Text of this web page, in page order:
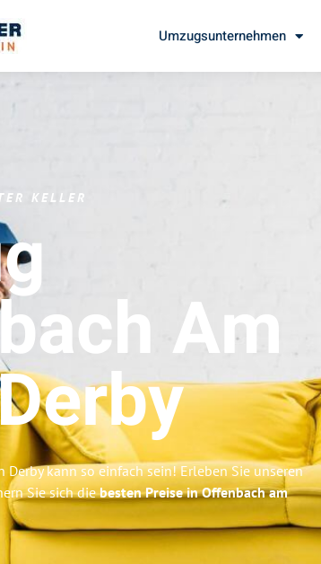
Umzugsunternehmen
KELLER
Am
Derby kann so einfach sein! Erleben Sie unseren
Sie sich diebesten Preise in Offenbach am